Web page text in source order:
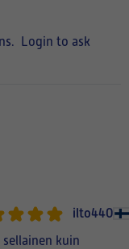
Login to ask
ilto440
sellainen kuin